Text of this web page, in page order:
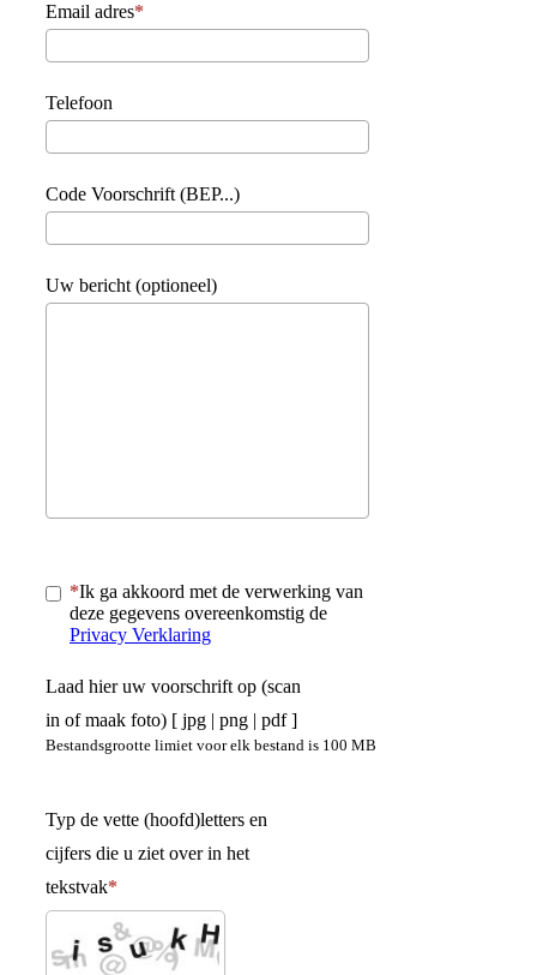
Email adres
Telefoon
Code Voorschrift (BEP...)
Uw bericht (optioneel)
Ik ga akkoord met de verwerking van
deze gegevens overeenkomstig de
Privacy Verklaring
Laad hier uw voorschrift op (scan
in of maak foto) [ jpg | png | pdf ]
Bestandsgrootte limiet voor elk bestand is 100 MB
Typ de vette (hoofd)letters en
cijfers die u ziet over in het
tekstvak